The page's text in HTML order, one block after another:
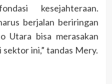
kesejahteraan.
berjalan beriringan
Utara bisa merasakan
ini,” tandas Mery.